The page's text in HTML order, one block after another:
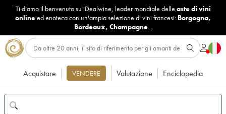
Ti diamo il benvenuto su iDealwine, leader mondiale delle aste di vini
onlineed enoteca con un'ampia selezione di vini francesi: Borgogna,
Bordeaux, Champagne...
Acquistare VENDERE Valutazione Enciclopedia